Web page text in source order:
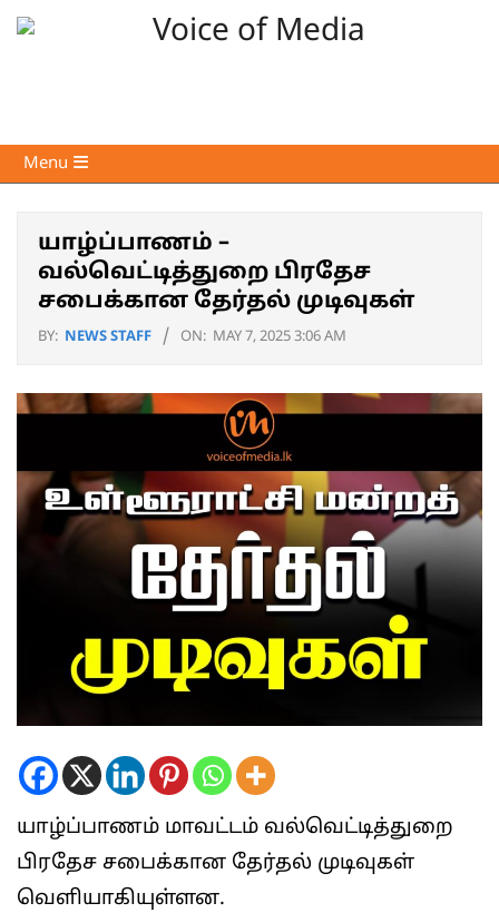
Skip
Voice
of
Primary
Navigation
Menu
யாழ்ப்பாணம் –
வல்வெட்டித்துறை பிரதேச
சபைக்கான தேர்தல் முடிவுகள்
BY: NEWS STAFF ON: MAY 7, 2025 3:06 AM
யாழ்ப்பாணம் மாவட்டம் வல்வெட்டித்துறை
பிரதேச சபைக்கான தேர்தல் முடிவுகள்
வெளியாகியுள்ளன.